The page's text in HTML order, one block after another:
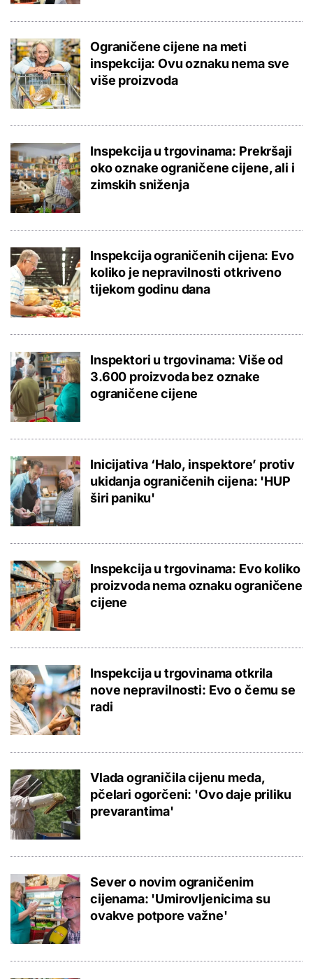
Ograničene cijene na meti
inspekcija: Ovu oznaku nema sve
više proizvoda
Inspekcija u trgovinama: Prekršaji
oko oznake ograničene cijene, ali i
zimskih sniženja
Inspekcija ograničenih cijena: Evo
koliko je nepravilnosti otkriveno
tijekom godinu dana
Inspektori u trgovinama: Više od
3.600 proizvoda bez oznake
ograničene cijene
Inicijativa ‘Halo, inspektore’ protiv
ukidanja ograničenih cijena: 'HUP
širi paniku'
Inspekcija u trgovinama: Evo koliko
proizvoda nema oznaku ograničene
cijene
Inspekcija u trgovinama otkrila
nove nepravilnosti: Evo o čemu se
radi
Vlada ograničila cijenu meda,
pčelari ogorčeni: 'Ovo daje priliku
prevarantima'
Sever o novim ograničenim
cijenama: 'Umirovljenicima su
ovakve potpore važne'